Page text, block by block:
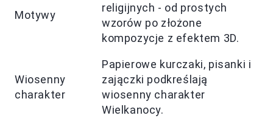
Motywy
religijnych - od prostych
wzorów po złożone
kompozycje z efektem 3D.
Wiosenny
charakter
Papierowe kurczaki, pisanki i
zajączki podkreślają
wiosenny charakter
Wielkanocy.